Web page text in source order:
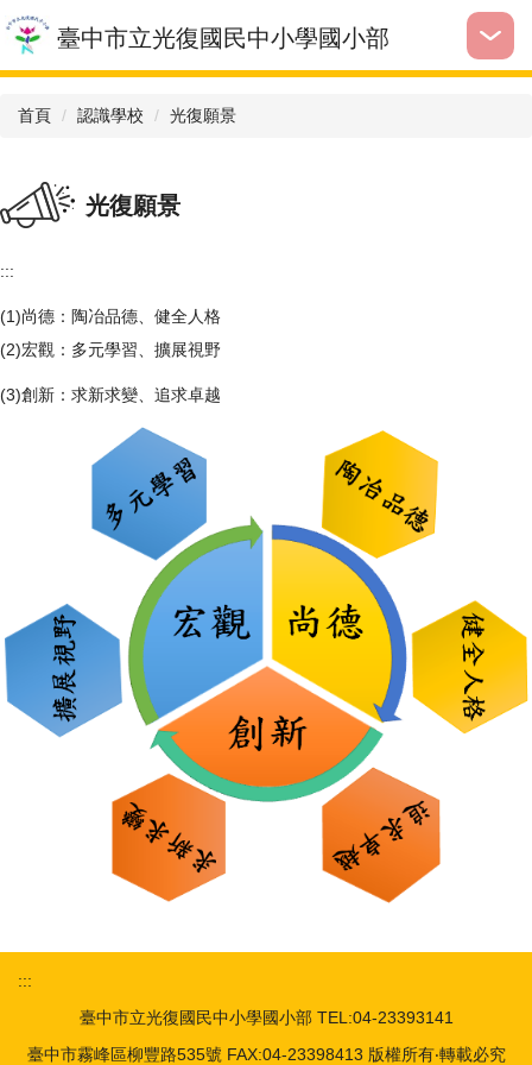
跳
到
主
內
臺中市立光復國民中小學國小部
首頁 認識學校 光復願景
光復願景
:::
(1)尚德：陶冶品德、健全人格
(2)宏觀：多元學習、擴展視野
(3)創新：求新求變、追求卓越
:::
臺中市立光復國民中小學國小部 TEL:04-23393141
臺中市霧峰區柳豐路535號 FAX:04-23398413 版權所有‧轉載必究